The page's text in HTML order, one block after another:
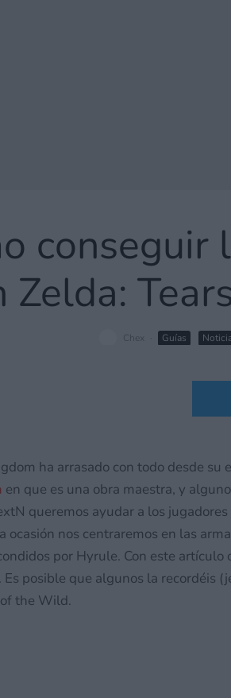
conseguir
Zelda:
Chex Guías
ha arrasado con todo desde su
en que es una obra maestra, y
queremos ayudar a los
ocasión nos centraremos en las
por Hyrule. Con este artículo
. Es posible que algunos la recordéis
the Wild.